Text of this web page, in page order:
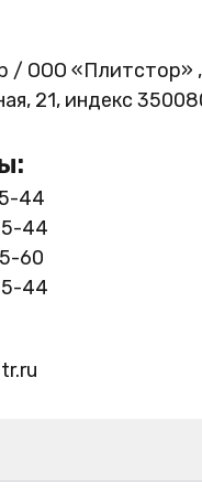
/ ООО «Плитстор» ,
21, индекс
44
44
60
44